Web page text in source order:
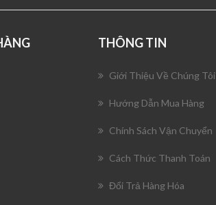
THÔNG TIN
Giới Thiệu Về Chúng Tôi
Hướng Dẫn Mua Hàng
Chính Sách Vận Chuyển
Cách Thức Thanh Toán
Đổi Trả Hàng Hóa